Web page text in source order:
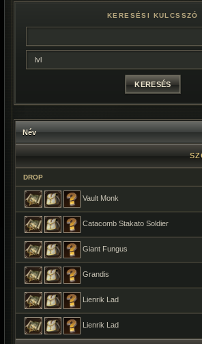
KERESÉSI KULCSSZÓ
Név
DROP
Vault Monk
Catacomb Stakato Soldier
Giant Fungus
Grandis
Lienrik Lad
Lienrik Lad